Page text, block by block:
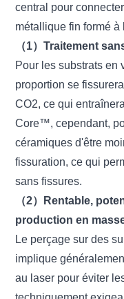
central pour
métallique fin formé à
（1）Traitement
Pour les substrats en
proportion se
CO2, ce qui
Core™, cependant,
céramiques d'être
fissuration, ce qui
sans fissures.
（2）
Rentable,
production en
Le perçage sur des
implique
au laser pour éviter